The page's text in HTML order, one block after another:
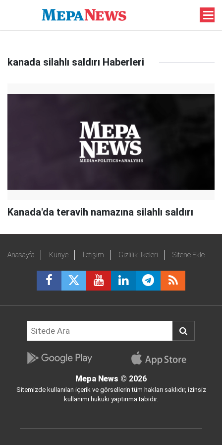
kanada silahlı saldırı Haberleri
Kanada'da teravih namazına silahlı saldırı
Anasayfa Künye İletişim Gizlilik İlkeleri Sitene Ekle
Mepa News © 2026
Sitemizde kullanılan içerik ve görsellerin tüm hakları saklıdır, izinsiz
kullanımı hukuki yaptırıma tabidir.